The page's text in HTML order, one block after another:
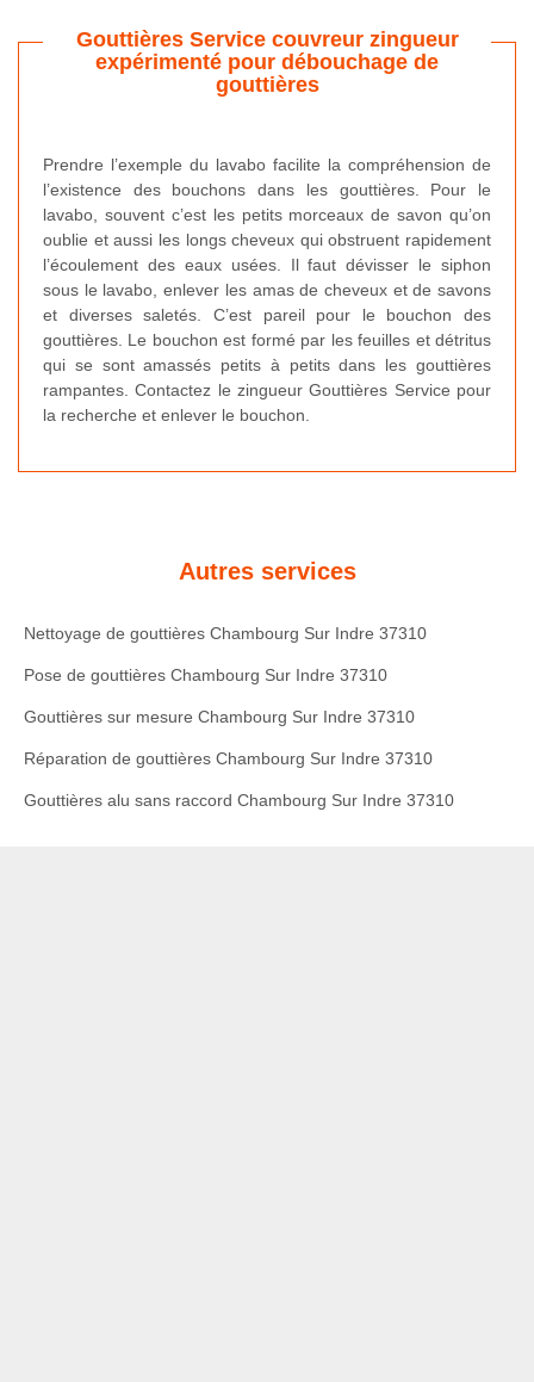
Gouttières Service couvreur zingueur
expérimenté pour débouchage de
gouttières
Prendre l’exemple du lavabo facilite la compréhension de
l’existence des bouchons dans les gouttières. Pour le
lavabo, souvent c’est les petits morceaux de savon qu’on
oublie et aussi les longs cheveux qui obstruent rapidement
l’écoulement des eaux usées. Il faut dévisser le siphon
sous le lavabo, enlever les amas de cheveux et de savons
et diverses saletés. C’est pareil pour le bouchon des
gouttières. Le bouchon est formé par les feuilles et détritus
qui se sont amassés petits à petits dans les gouttières
rampantes. Contactez le zingueur Gouttières Service pour
la recherche et enlever le bouchon.
Autres services
Nettoyage de gouttières Chambourg Sur Indre 37310
Pose de gouttières Chambourg Sur Indre 37310
Gouttières sur mesure Chambourg Sur Indre 37310
Réparation de gouttières Chambourg Sur Indre 37310
Gouttières alu sans raccord Chambourg Sur Indre 37310